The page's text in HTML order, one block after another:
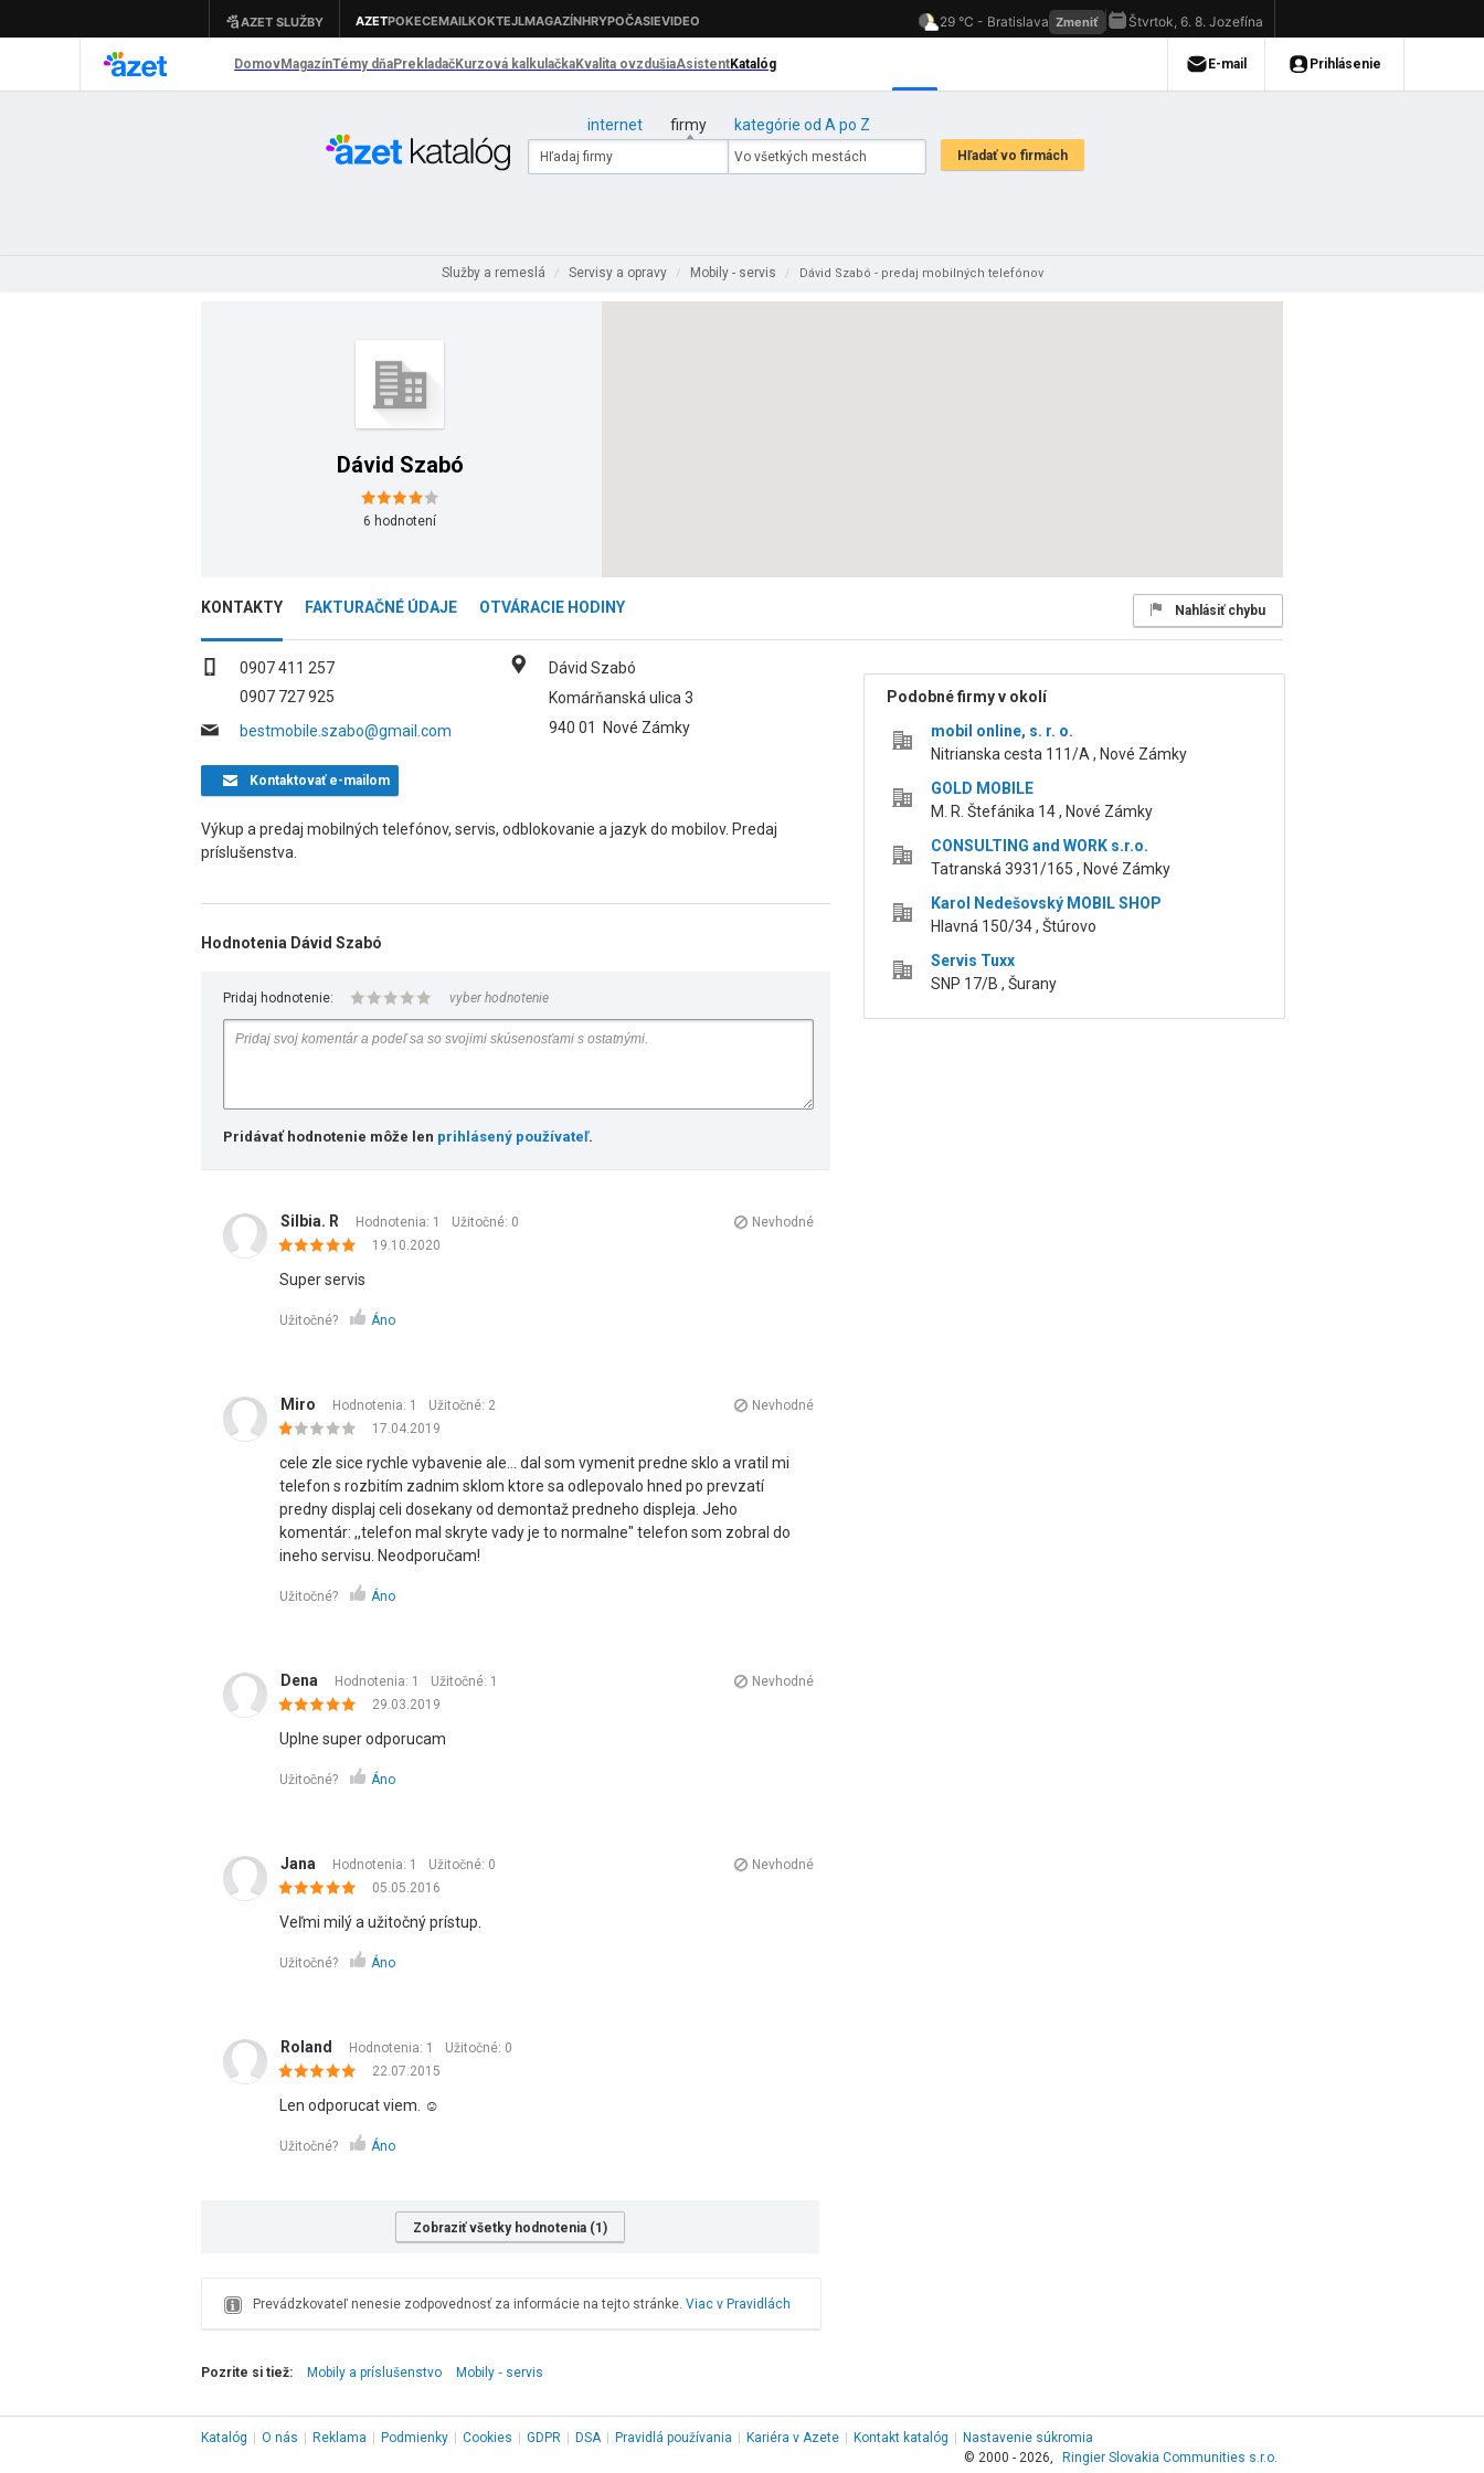
internet firmy kategórie od A po Z
Služby a remeslá / Servisy a opravy / Mobily - servis / Dávid Szabó - predaj mobilných telefónov
Dávid Szabó
6 hodnotení
KONTAKTY FAKTURAČNÉ ÚDAJE OTVÁRACIE HODINY Nahlásiť chybu
0907 411 257
0907 727 925
bestmobile.szabo@gmail.com
Dávid Szabó
Komárňanská ulica 3
940 01
Nové Zámky
Kontaktovaťe-mailom
Výkup a predaj mobilných telefónov, servis, odblokovanie a jazyk do mobilov. Predaj
príslušenstva.
Hodnotenia Dávid Szabó
Pridaj hodnotenie: vyber hodnotenie
Pridávať hodnotenie môže len prihlásený používateľ.
Silbia. R Hodnotenia: 1 Užitočné: 0
Nevhodné
19.10.2020
Super servis
Užitočné? Áno
Miro Hodnotenia: 1 Užitočné: 2
Nevhodné
17.04.2019
cele zle sice rychle vybavenie ale... dal som vymenit predne sklo a vratil mi
telefon s rozbitím zadnim sklom ktore sa odlepovalo hned po prevzatí
predny displaj celi dosekany od demontaž predneho displeja. Jeho
komentár: ,,telefon mal skryte vady je to normalne" telefon som zobral do
ineho servisu. Neodporučam!
Užitočné? Áno
Dena Hodnotenia: 1 Užitočné: 1
Nevhodné
29.03.2019
Uplne super odporucam
Užitočné? Áno
Jana Hodnotenia: 1 Užitočné: 0
Nevhodné
05.05.2016
Veľmi milý a užitočný prístup.
Užitočné? Áno
Roland Hodnotenia: 1 Užitočné: 0
22.07.2015
Len odporucat viem. ☺
Užitočné? Áno
Zobraziť všetky hodnotenia (1)
Prevádzkovateľ nenesie zodpovednosť za informácie na tejto stránke. Viac v Pravidlách
Podobné firmy v okolí
mobil online, s. r. o.
Nitrianska cesta 111/A , Nové Zámky
GOLD MOBILE
M. R. Štefánika 14 , Nové Zámky
CONSULTING and WORK s.r.o.
Tatranská 3931/165 , Nové Zámky
Karol Nedešovský MOBIL SHOP
Hlavná 150/34 , Štúrovo
Servis Tuxx
SNP 17/B , Šurany
Pozrite si tiež: Mobily a príslušenstvo Mobily ‑ servis
Katalóg O nás Reklama Podmienky Cookies GDPR DSA Pravidlá používania Kariéra v Azete Kontakt katalóg
Nastavenie súkromia
© 2000 - 2026,
Ringier Slovakia Communities s.r.o.